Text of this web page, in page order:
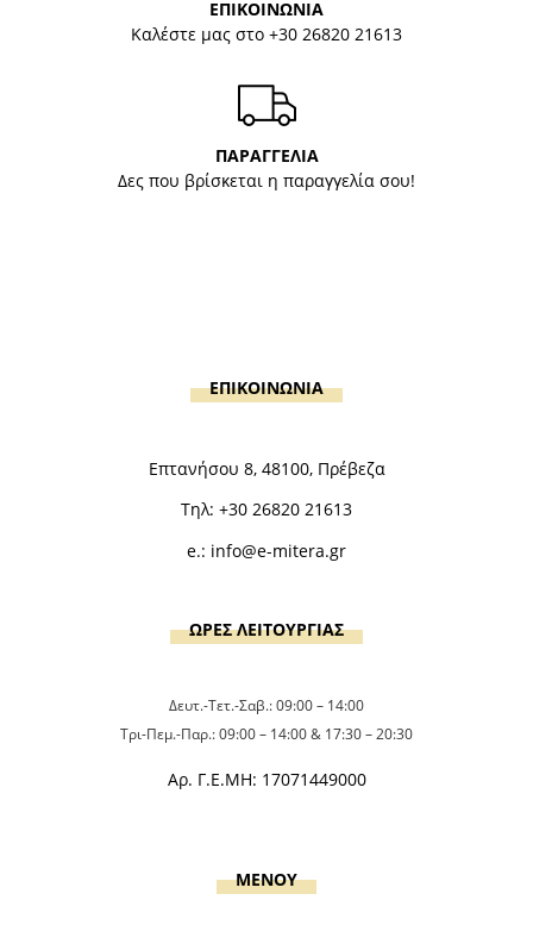
ΕΠΙΚΟΙΝΩΝΙΑ
Καλέστε μας στο +30 26820 21613
ΠΑΡΑΓΓΕΛΙΑ
Δες που βρίσκεται η παραγγελία σου!
ΕΠΙΚΟΙΝΩΝΙΑ
Επτανήσου 8, 48100, Πρέβεζα
Τηλ: +30 26820 21613
e.: info@e-mitera.gr
ΩΡΕΣ ΛΕΙΤΟΥΡΓΙΑΣ
Δευτ.-Τετ.-Σαβ.: 09:00 – 14:00
Τρι-Πεμ.-Παρ.: 09:00 – 14:00 & 17:30 – 20:30
Αρ. Γ.Ε.ΜΗ: 17071449000
MENOY